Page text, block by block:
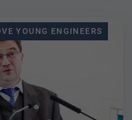
YOUNG ENGINEERS